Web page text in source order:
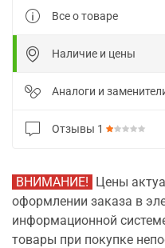
Все о товаре
Наличие и цены
Аналоги и
Отзывы 1
ВНИМАНИЕ! Цены
оформлении заказа в
информационной
товары при покупке